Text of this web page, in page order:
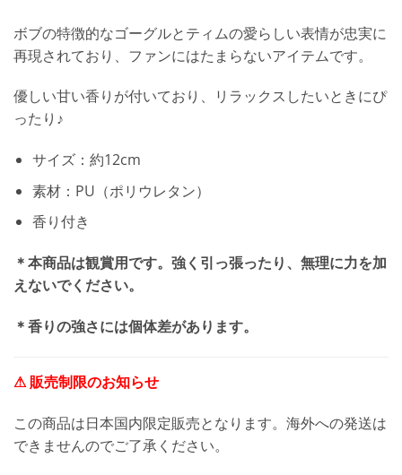
ボブの特徴的なゴーグルとティムの愛らしい表情が忠実に
再現されており、ファンにはたまらないアイテムです。
優しい甘い香りが付いており、リラックスしたいときにぴ
ったり♪
サイズ：約12cm
素材：PU（ポリウレタン）
香り付き
＊本商品は観賞用です。強く引っ張ったり、無理に力を加
えないでください。
＊香りの強さには個体差があります。
⚠ 販売制限のお知らせ
この商品は日本国内限定販売となります。海外への発送は
できませんのでご了承ください。